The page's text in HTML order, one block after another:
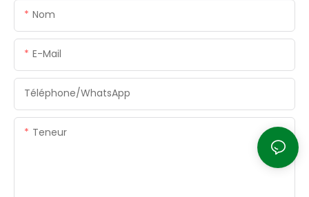
Nom
E-Mail
Téléphone/WhatsApp
Teneur